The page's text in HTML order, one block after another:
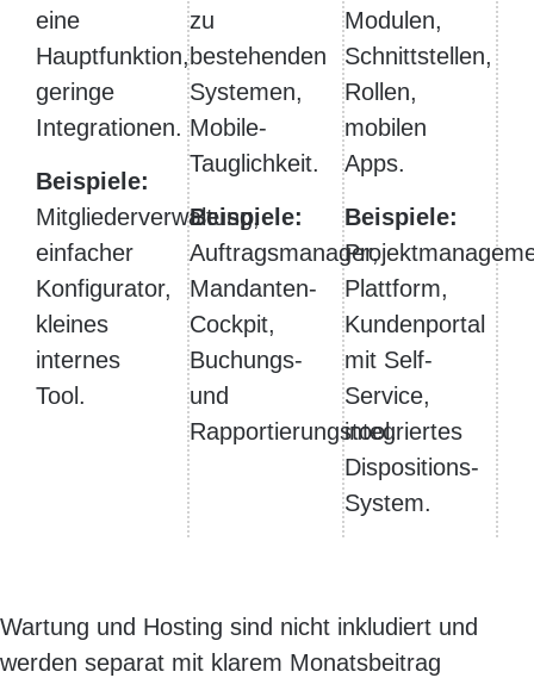
eine
Hauptfunktion,
geringe
Integrationen.
Beispiele:
Mitgliederverwaltung,
einfacher
Konfigurator,
kleines
internes
Tool.
zu
bestehenden
Systemen,
Mobile-
Tauglichkeit.
Beispiele:
Auftragsmanager,
Mandanten-
Cockpit,
Buchungs-
und
Rapportierungstool.
Modulen,
Schnittstellen,
Rollen,
mobilen
Apps.
Beispiele:
Plattform,
Kundenportal
mit Self-
Service,
integriertes
Dispositions-
System.
Wartung und Hosting sind nicht inkludiert und
werden separat mit klarem Monatsbeitrag